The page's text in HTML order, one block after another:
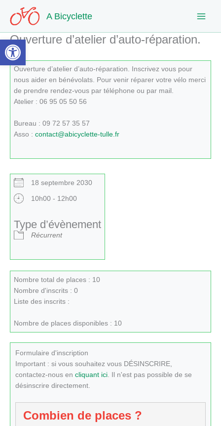
Ouvrir la barre d’outils
contenu
A Bicyclette
Ouverture d’atelier d’auto-réparation.
Ouverture d’atelier d’auto-réparation. Inscrivez vous pour
nous aider en bénévolats. Pour venir réparer votre vélo merci
de prendre rendez-vous par téléphone ou par mail.
Atelier : 06 95 05 50 56
Bureau : 09 72 57 35 57
Asso : contact@abicyclette-tulle.fr
18 septembre 2030
10h00 - 12h00
Type d’évènement
Récurrent
Nombre total de places : 10
Nombre d'inscrits : 0
Liste des inscrits :
Nombre de places disponibles : 10
Formulaire d'inscription
Important : si vous souhaitez vous DÉSINSCRIRE,
contactez-nous en cliquant ici. Il n'est pas possible de se
désinscrire directement.
Combien de places ?